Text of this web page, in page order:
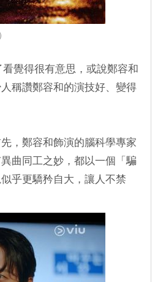
覺得很有意思，或說鄭容和
稱讚鄭容和的演技好、變得
，鄭容和飾演的腦科學專家
曲同工之妙，都以一個「騙
乎更驕矜自大，讓人不禁